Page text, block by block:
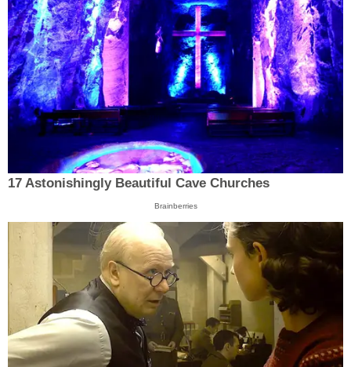
17 Astonishingly Beautiful Cave Churches
Brainberries